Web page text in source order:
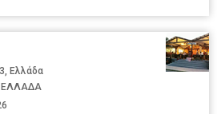
Ελλάδα
ΕΛΛΑΔΑ